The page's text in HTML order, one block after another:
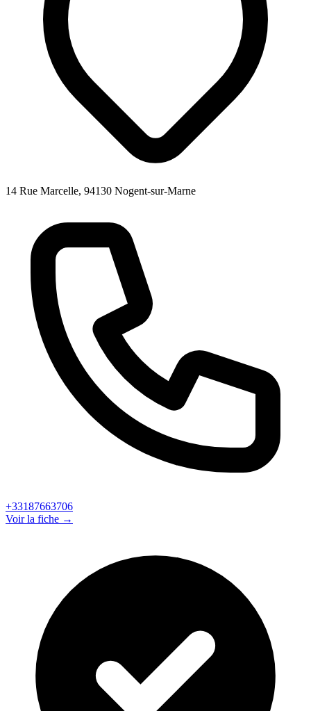
14 Rue Marcelle, 94130 Nogent-sur-Marne
+33187663706
Voir la fiche →